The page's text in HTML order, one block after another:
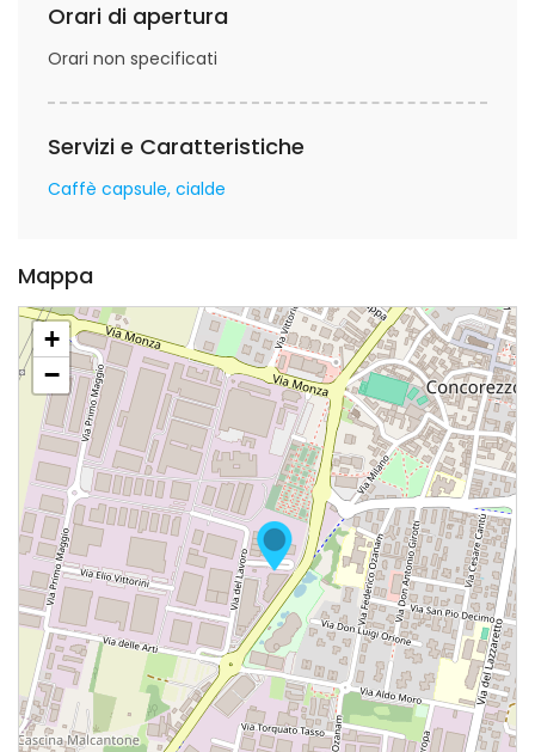
Orari di apertura
Orari non specificati
Servizi e Caratteristiche
Caffè capsule, cialde
Mappa
+
−